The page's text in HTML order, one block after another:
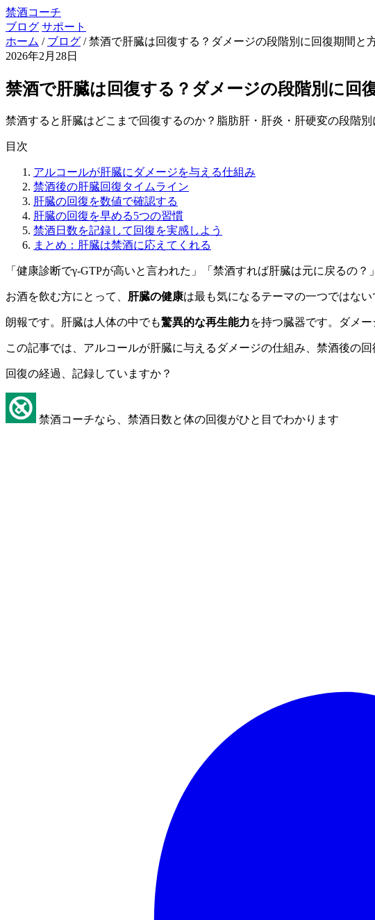
禁酒コーチ
ブログ サポート
ホーム / ブログ / 禁酒で肝臓は回復する？ダメージの段階別に回復期間と
2026年2月28日
禁酒で肝臓は回復する？ダメージの段階別に回
禁酒すると肝臓はどこまで回復するのか？脂肪肝・肝炎・肝硬変の段階
目次
アルコールが肝臓にダメージを与える仕組み
禁酒後の肝臓回復タイムライン
肝臓の回復を数値で確認する
肝臓の回復を早める5つの習慣
禁酒日数を記録して回復を実感しよう
まとめ：肝臓は禁酒に応えてくれる
「健康診断でγ-GTPが高いと言われた」「禁酒すれば肝臓は元に戻るの？」
お酒を飲む方にとって、 肝臓の健康は最も気になるテーマの一つではない
朗報です。肝臓は人体の中でも驚異的な再生能力を持つ臓器です。ダメ
この記事では、アルコールが肝臓に与えるダメージの仕組み、禁酒後の
回復の経過、記録していますか？
禁酒コーチなら、禁酒日数と体の回復がひと目でわかります